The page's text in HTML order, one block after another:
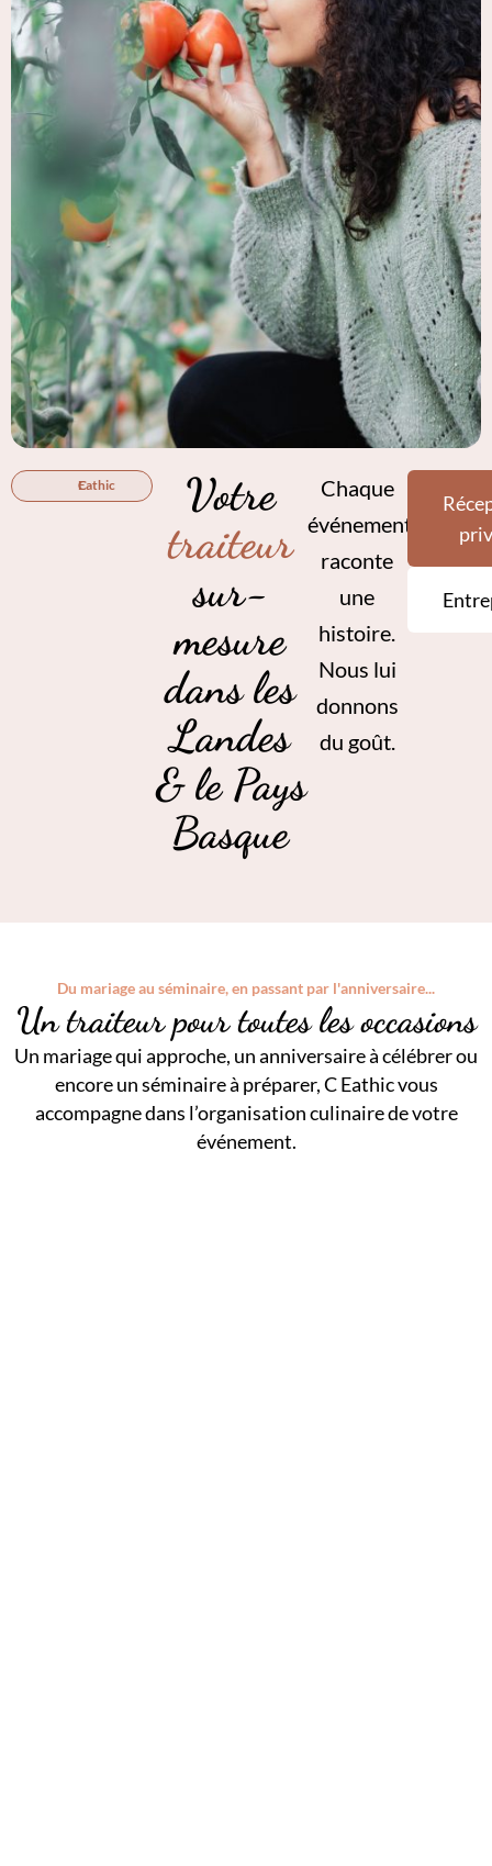
C Eathic
Votre
traiteur
sur-
mesure
dans les
Landes
& le Pays
Basque
Chaque
événement
raconte
une
histoire.
Nous lui
donnons
du goût.
Du mariage au séminaire, en passant par l'anniversaire...
Un traiteur pour toutes les occasions
Un mariage qui approche, un anniversaire à célébrer ou
encore un séminaire à préparer, C Eathic vous
accompagne dans l’organisation culinaire de votre
événement.